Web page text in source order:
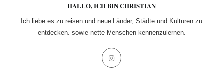
HALLO, ICH BIN CHRISTIAN
Ich liebe es zu reisen und neue Länder, Städte und Kulturen zu
entdecken, sowie nette Menschen kennenzulernen.
Opens